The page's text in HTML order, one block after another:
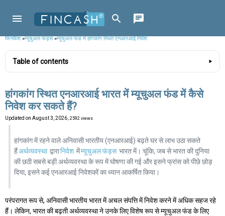
फिनकैश»म्यूचुअल फंड्स»म्युचुअल फंड में हांगकांग स्थित एनआरआई निवेश
Table of contents
हांगकांग स्थित एनआरआई भारत में म्यूचुअल फंड में कैसे
निवेश कर सकते हैं?
Updated on August 3, 2026 , 2592 views
हांगकांग में रहने वाले अनिवासी भारतीय (एनआरआई) बढ़ते घर से लाभ उठा सकते
हैंअर्थव्यवस्था द्वारानिवेश मेंम्यूचुअल फंड्स भारत में। चूंकि, जब से भारत की दुनिया
की छठी सबसे बड़ी अर्थव्यवस्था के रूप में घोषणा की गई और इसने फ्रांस को पीछे छोड़
दिया, इसने कई एनआरआई निवेशकों का ध्यान आकर्षित किया।
परंपरागत रूप से, अनिवासी भारतीय भारत में अचल संपत्ति में निवेश करने में अधिक सहज रहे
हैं। लेकिन, भारत की बढ़ती अर्थव्यवस्था ने उनके लिए विशेष रूप से म्यूचुअल फंड के लिए